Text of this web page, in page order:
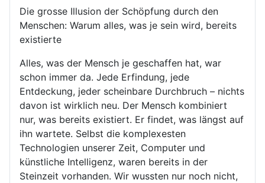
Die grosse Illusion der Schöpfung durch den
Menschen: Warum alles, was je sein wird, bereits
existierte
Alles, was der Mensch je geschaffen hat, war
schon immer da. Jede Erfindung, jede
Entdeckung, jeder scheinbare Durchbruch – nichts
davon ist wirklich neu. Der Mensch kombiniert
nur, was bereits existiert. Er findet, was längst auf
ihn wartete. Selbst die komplexesten
Technologien unserer Zeit, Computer und
künstliche Intelligenz, waren bereits in der
Steinzeit vorhanden. Wir wussten nur noch nicht,